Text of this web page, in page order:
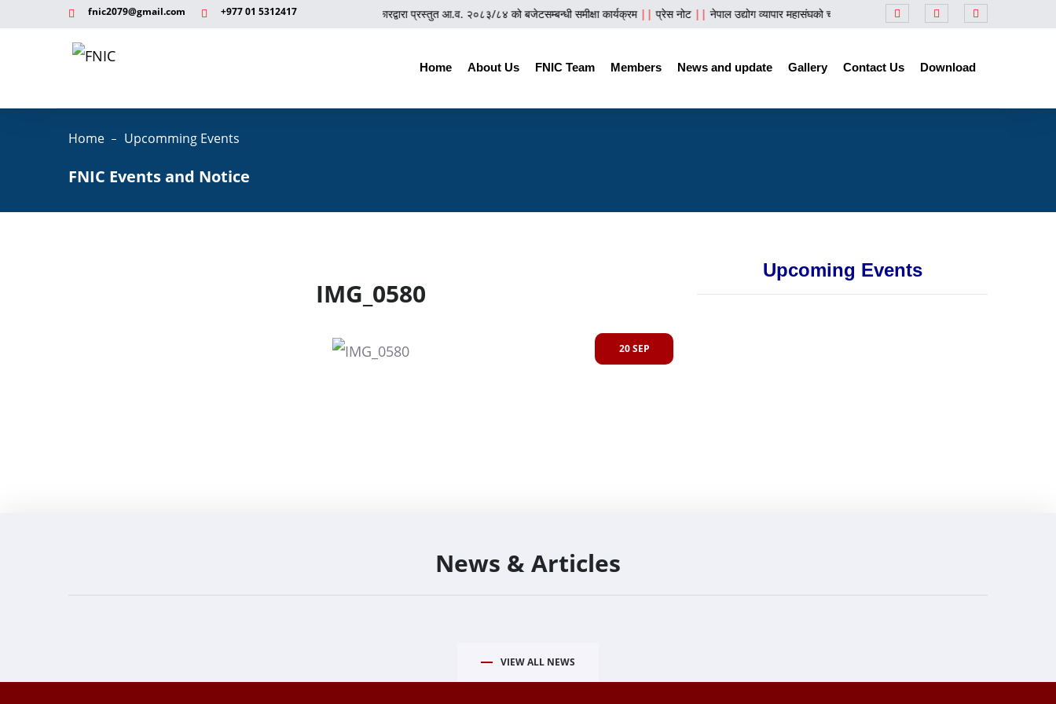
fnic2079@gmail.com +977 ‭01 5312417
नेपाल उद्योग व्यापार महासंघ (FNIC) को आयोजनामा नेपाल सरकारद्वारा प्रस्तुत आ.व. २०८३/८४ को बजेटसम्बन्धी समीक्षा कार्यक्रम||प्रेस नोट||नेपाल उद्योग व्यापार महासंघको चौथो वार्षिक साधारण सभा तथा दोस्रो राष्ट्रिय महाधिवेशन
Home About Us FNIC Team Members News and update Gallery Contact Us Download
Home Upcomming Events
FNIC Events and Notice
IMG_0580
20 SEP
Upcoming Events
News & Articles
VIEW ALL NEWS